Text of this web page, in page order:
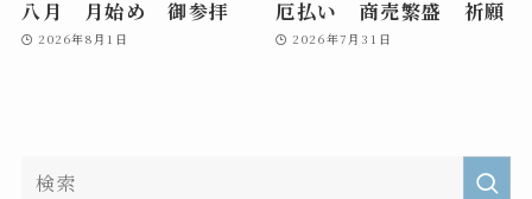
八月 月始め 御参拝
2026年8月1日
厄払い 商売繁盛 祈願
2026年7月31日